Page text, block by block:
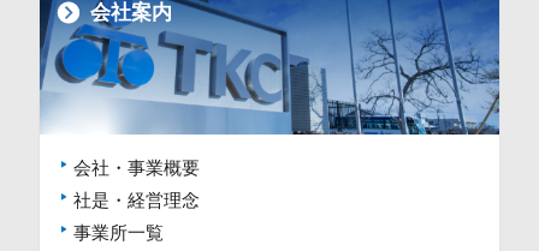
会社案内
会社・事業概要
社是・経営理念
事業所一覧